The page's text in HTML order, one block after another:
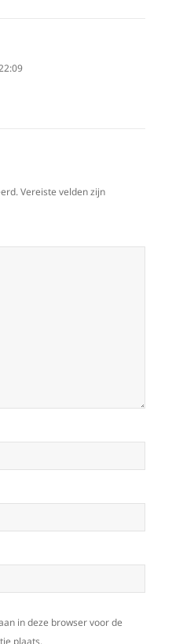
Vereiste velden zijn
in deze browser voor de
plaats.